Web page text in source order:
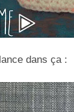
dans ça :